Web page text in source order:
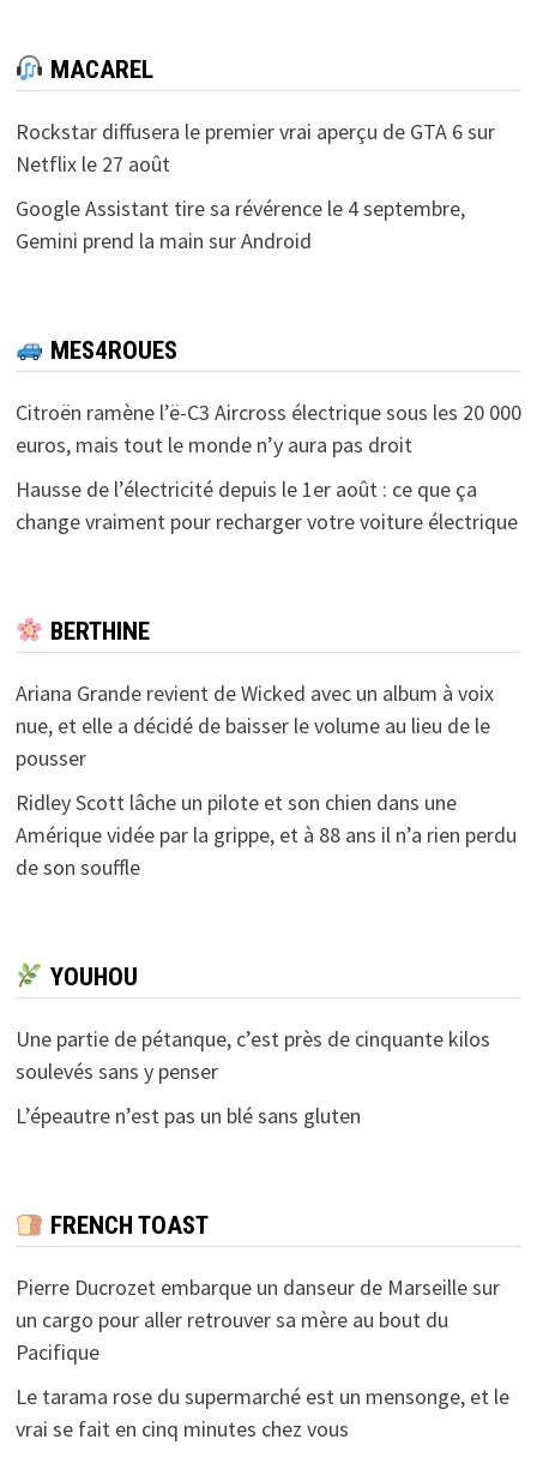
MACAREL
Rockstar diffusera le premier vrai aperçu de GTA 6 sur
Netflix le 27 août
Google Assistant tire sa révérence le 4 septembre,
Gemini prend la main sur Android
MES4ROUES
Citroën ramène l’ë-C3 Aircross électrique sous les 20 000
euros, mais tout le monde n’y aura pas droit
Hausse de l’électricité depuis le 1er août : ce que ça
change vraiment pour recharger votre voiture électrique
BERTHINE
Ariana Grande revient de Wicked avec un album à voix
nue, et elle a décidé de baisser le volume au lieu de le
pousser
Ridley Scott lâche un pilote et son chien dans une
Amérique vidée par la grippe, et à 88 ans il n’a rien perdu
de son souffle
YOUHOU
Une partie de pétanque, c’est près de cinquante kilos
soulevés sans y penser
L’épeautre n’est pas un blé sans gluten
FRENCH TOAST
Pierre Ducrozet embarque un danseur de Marseille sur
un cargo pour aller retrouver sa mère au bout du
Pacifique
Le tarama rose du supermarché est un mensonge, et le
vrai se fait en cinq minutes chez vous